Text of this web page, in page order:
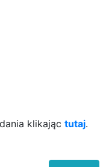
klikając tutaj.